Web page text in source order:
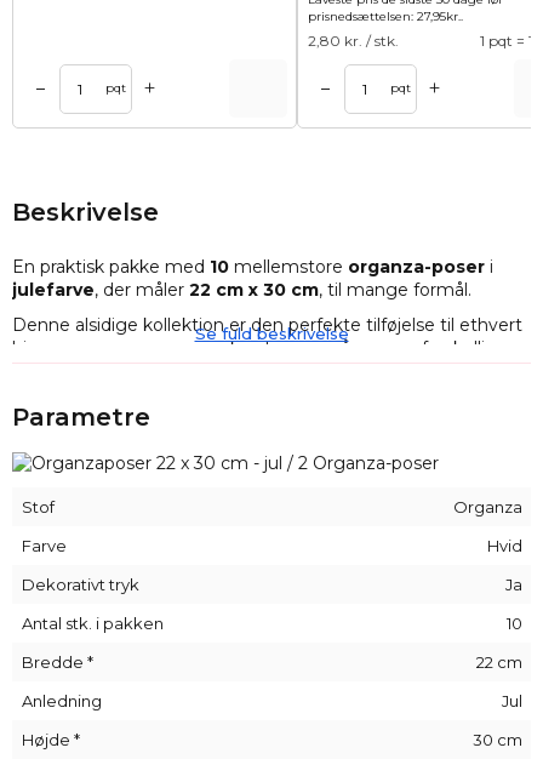
– pqt +
prisnedsættelsen: 27,95kr..
2,80 kr. / stk. 1 pqt =
– pqt +
Beskrivelse
En praktisk pakke med 10 mellemstore organza-poser i
julefarve, der måler 22 cm x 30 cm, til mange formål.
Denne alsidige kollektion er den perfekte tilføjelse til ethvert
hjem -
organzaposernekan bruges på mange forskellige
måder, og antallet af dele i pakken holder i lang tid. Poserne
eneste, de kan bruges til.
Organza-poserne kan også bruges til mange forskellige
lejligheder, hvad enten det er en familiegave eller officielle
firmagaver og gadgets.
lejlighed - det er simpelthen en smart idé med snesevis af
anvendelsesmuligheder.
Vi kan også trykke dit logo direkte på posen - du skal blot
kontakte os.
Se fuld beskrivelse
Parametre
Stof
Organza
Farve
Hvid
Dekorativt tryk
Ja
Antal stk. i pakken
10
Bredde *
22 cm
Anledning
Jul
Højde *
30 cm